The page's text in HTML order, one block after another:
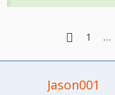
1 …
Jason001